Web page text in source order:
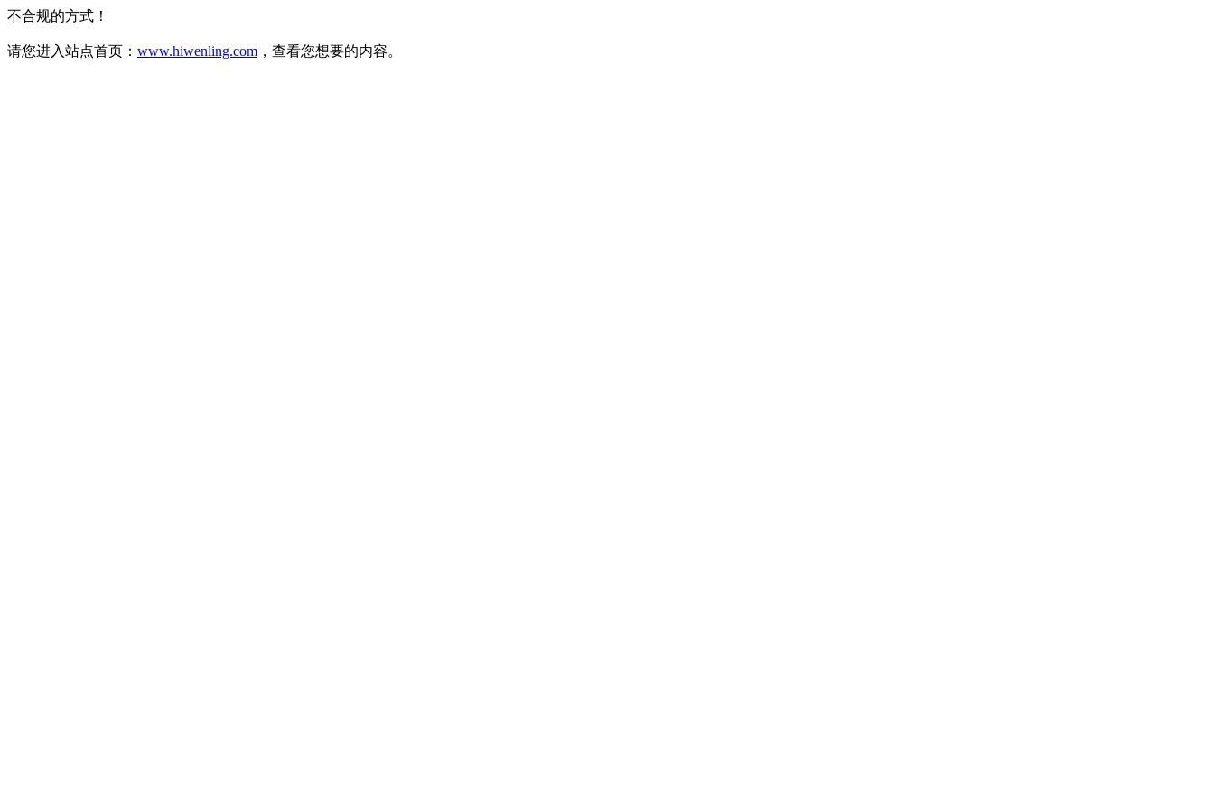
不合规的方式！
请您进入站点首页： www.hiwenling.com ，查看您想要的内容。